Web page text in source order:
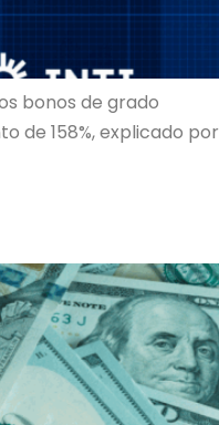
bonos de grado
de 158%, explicado por